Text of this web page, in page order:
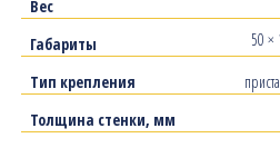
Вес
Габариты
50 ×
Тип крепления
Толщина стенки, мм